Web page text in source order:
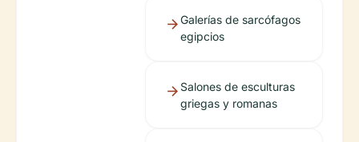
Galerías de sarcófagos
egipcios
Salones de esculturas
griegas y romanas